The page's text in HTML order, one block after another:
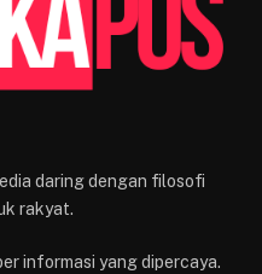
daring dengan filosofi
rakyat.
informasi yang dipercaya.